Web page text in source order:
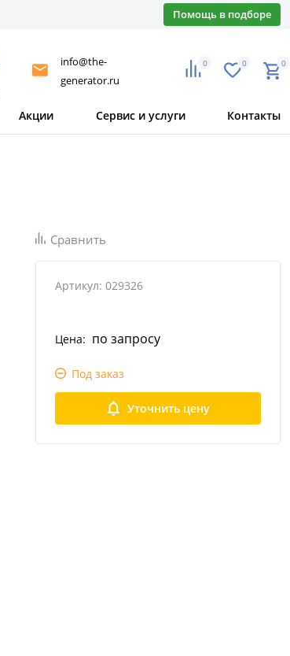
Помощь в подборе
info@the-
generator.ru
0 0 0
Акции Сервис и услуги Контакты
Сравнить
Артикул: 029326
Цена: по запросу
Под заказ
Уточнить цену